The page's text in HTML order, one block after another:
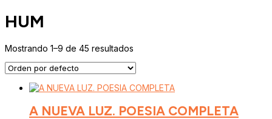
HUM
Mostrando 1–9 de 45 resultados
A NUEVA LUZ. POESIA COMPLETA